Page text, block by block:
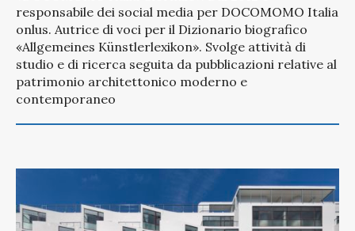
responsabile dei social media per DOCOMOMO Italia
onlus. Autrice di voci per il Dizionario biografico
«Allgemeines Künstlerlexikon». Svolge attività di
studio e di ricerca seguita da pubblicazioni relative al
patrimonio architettonico moderno e
contemporaneo